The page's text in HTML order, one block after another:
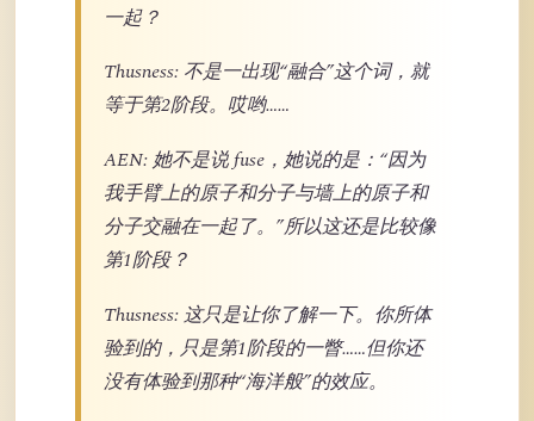
一起？
Thusness: 不是一出现“融合”这个词，就
等于第2阶段。哎哟……
AEN: 她不是说 fuse，她说的是：“因为
我手臂上的原子和分子与墙上的原子和
分子交融在一起了。”所以这还是比较像
第1阶段？
Thusness: 这只是让你了解一下。你所体
验到的，只是第1阶段的一瞥……但你还
没有体验到那种“海洋般”的效应。